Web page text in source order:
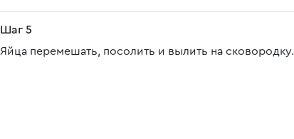
Шаг 5
Яйца перемешать, посолить и вылить на сковородку.